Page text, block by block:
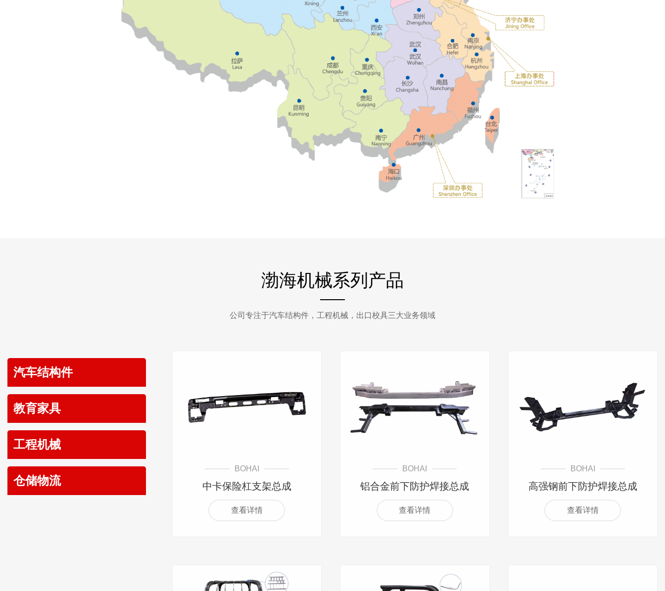
渤海机械系列产品
公司专注于汽车结构件，工程机械，出口校具三大业务领域
汽车结构件
教育家具
工程机械
仓储物流
BOHAI
中卡保险杠支架总成
查看详情
BOHAI
铝合金前下防护焊接总成
查看详情
BOHAI
高强钢前下防护焊接总成
查看详情